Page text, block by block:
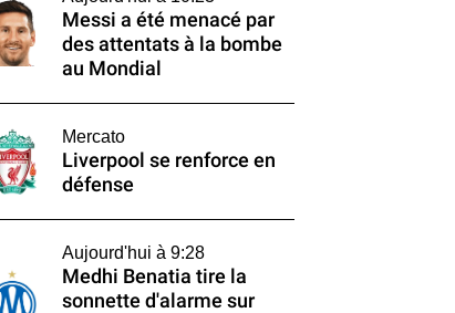
Messi a été menacé par
des attentats à la bombe
au Mondial
Mercato
Liverpool se renforce en
défense
Aujourd'hui à 9:28
Medhi Benatia tire la
sonnette d'alarme sur